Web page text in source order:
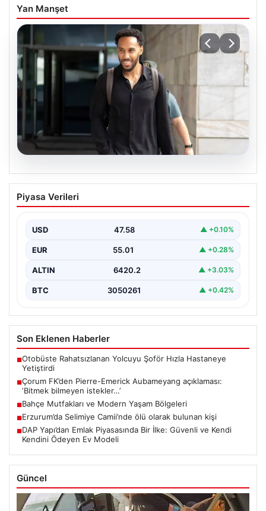
Yan Manşet
Çorum FK’den Pierre-Emerick
Aubameyang açıklaması: ‘Bitmek
Piyasa Verileri
USD 47.58 ▲ +0.10%
EUR 55.01 ▲ +0.28%
ALTIN 6420.2 ▲ +3.03%
BTC 3050261 ▲ +0.42%
Son Eklenen Haberler
■Otobüste Rahatsızlanan Yolcuyu Şoför Hızla Hastaneye
Yetiştirdi
■Çorum FK’den Pierre-Emerick Aubameyang açıklaması:
‘Bitmek bilmeyen istekler…’
■Bahçe Mutfakları ve Modern Yaşam Bölgeleri
■Erzurum’da Selimiye Camii’nde ölü olarak bulunan kişi
■DAP Yapı’dan Emlak Piyasasında Bir İlke: Güvenli ve Kendi
Kendini Ödeyen Ev Modeli
Güncel